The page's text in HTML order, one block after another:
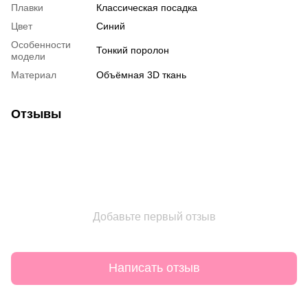
Плавки
Классическая посадка
Цвет
Синий
Особенности
модели
Тонкий поролон
Материал Объёмная 3D ткань
Отзывы
Добавьте первый отзыв
Написать отзыв